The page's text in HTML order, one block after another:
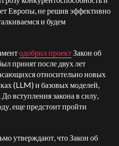
Европы, не решив эффективно
и будем
одобрил проектЗакон об
принят после двух лет
относительно новых
(LLM) и базовых моделей,
вступления закона в силу,
еще предстоит пройти
утверждают, что Закон об